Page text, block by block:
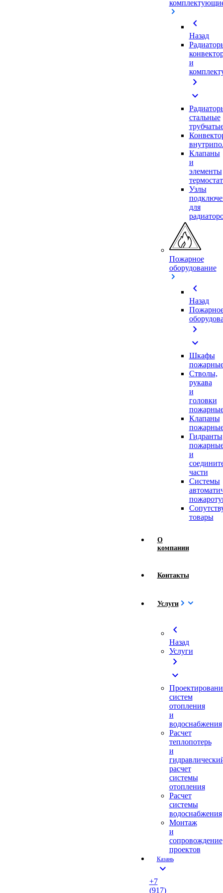
chevron_left
Назад
и
chevron_right
expand_more
стальные
Клапаны
и
элементы
Узлы
для
Пожарное
оборудование
chevron_left
Назад
chevron_right
expand_more
Шкафы
Стволы,
рукава
и
головки
Клапаны
Гидранты
и
части
Системы
товары
О
компании
Контакты
Услуги
chevron_left
Назад
Услуги
chevron_right
expand_more
систем
отопления
и
водоснабжения
Расчет
теплопотерь
и
расчет
системы
отопления
Расчет
системы
водоснабжения
Монтаж
и
сопровождение
проектов
Казань
expand_more
+7
(917)